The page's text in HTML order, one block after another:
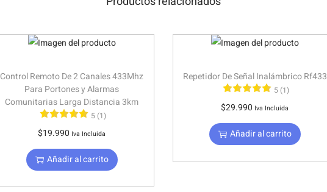
Control Remoto De 2 Canales 433Mhz
Para Portones y Alarmas
Comunitarias Larga Distancia 3km
5 (1)
$19.990 Iva Incluida
Añadir al carrito
Repetidor De Señal Inalámbrico Rf433
5 (1)
$29.990 Iva Incluida
Añadir al carrito